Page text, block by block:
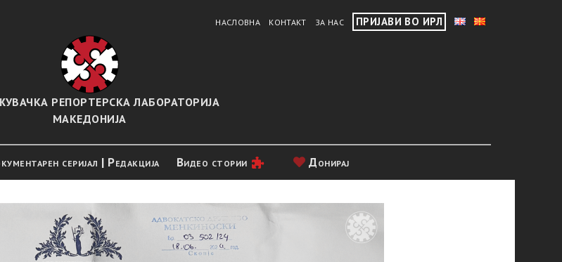
НАСЛОВНА КОНТАКТ ЗА НАС ПРИЈАВИ ВО ИРЛ
РЕПОРТЕРСКА ЛАБОРАТОРИЈА
МАКЕДОНИЈА
серијал | Редакција Видео стории Донирај